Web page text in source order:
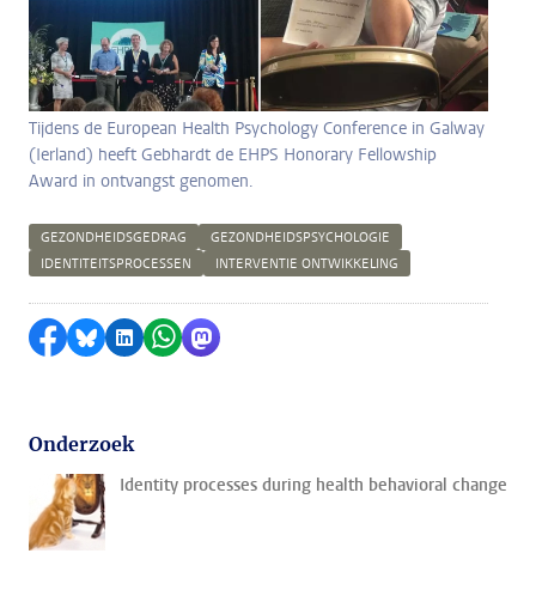
Tijdens de European Health Psychology Conference in Galway
(Ierland) heeft Gebhardt de EHPS Honorary Fellowship
Award in ontvangst genomen.
GEZONDHEIDSGEDRAG
GEZONDHEIDSPSYCHOLOGIE
IDENTITEITSPROCESSEN
INTERVENTIE ONTWIKKELING
Delen op Facebook
Delen via Bluesky
Delen op LinkedIn
Delen via WhatsApp
Delen via Mastodon
Onderzoek
Identity processes during health behavioral change